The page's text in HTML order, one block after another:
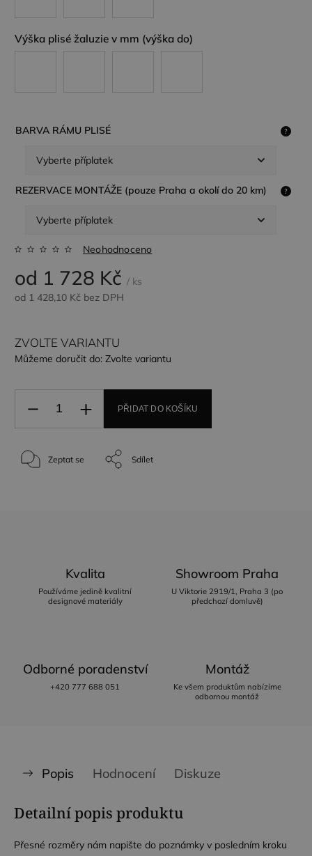
Výška plisé žaluzie v mm (výška do)
BARVA RÁMU PLISÉ ?
REZERVACE MONTÁŽE (pouze Praha a okolí do 20 km) ?
Neohodnoceno
od 1 728 Kč / ks
od 1 428,10 Kč bez DPH
ZVOLTE VARIANTU
Můžeme doručit do: Zvolte variantu
PŘIDAT DO KOŠÍKU
Zeptat se Sdílet
Kvalita
Používáme jedině kvalitní
designové materiály
Showroom Praha
U Viktorie 2919/1, Praha 3 (po
předchozí domluvě)
Odborné poradenství
+420 777 688 051
Montáž
Ke všem produktům nabízíme
odbornou montáž
Popis Hodnocení Diskuze
Detailní popis produktu
Přesné rozměry nám napište do poznámky v posledním kroku